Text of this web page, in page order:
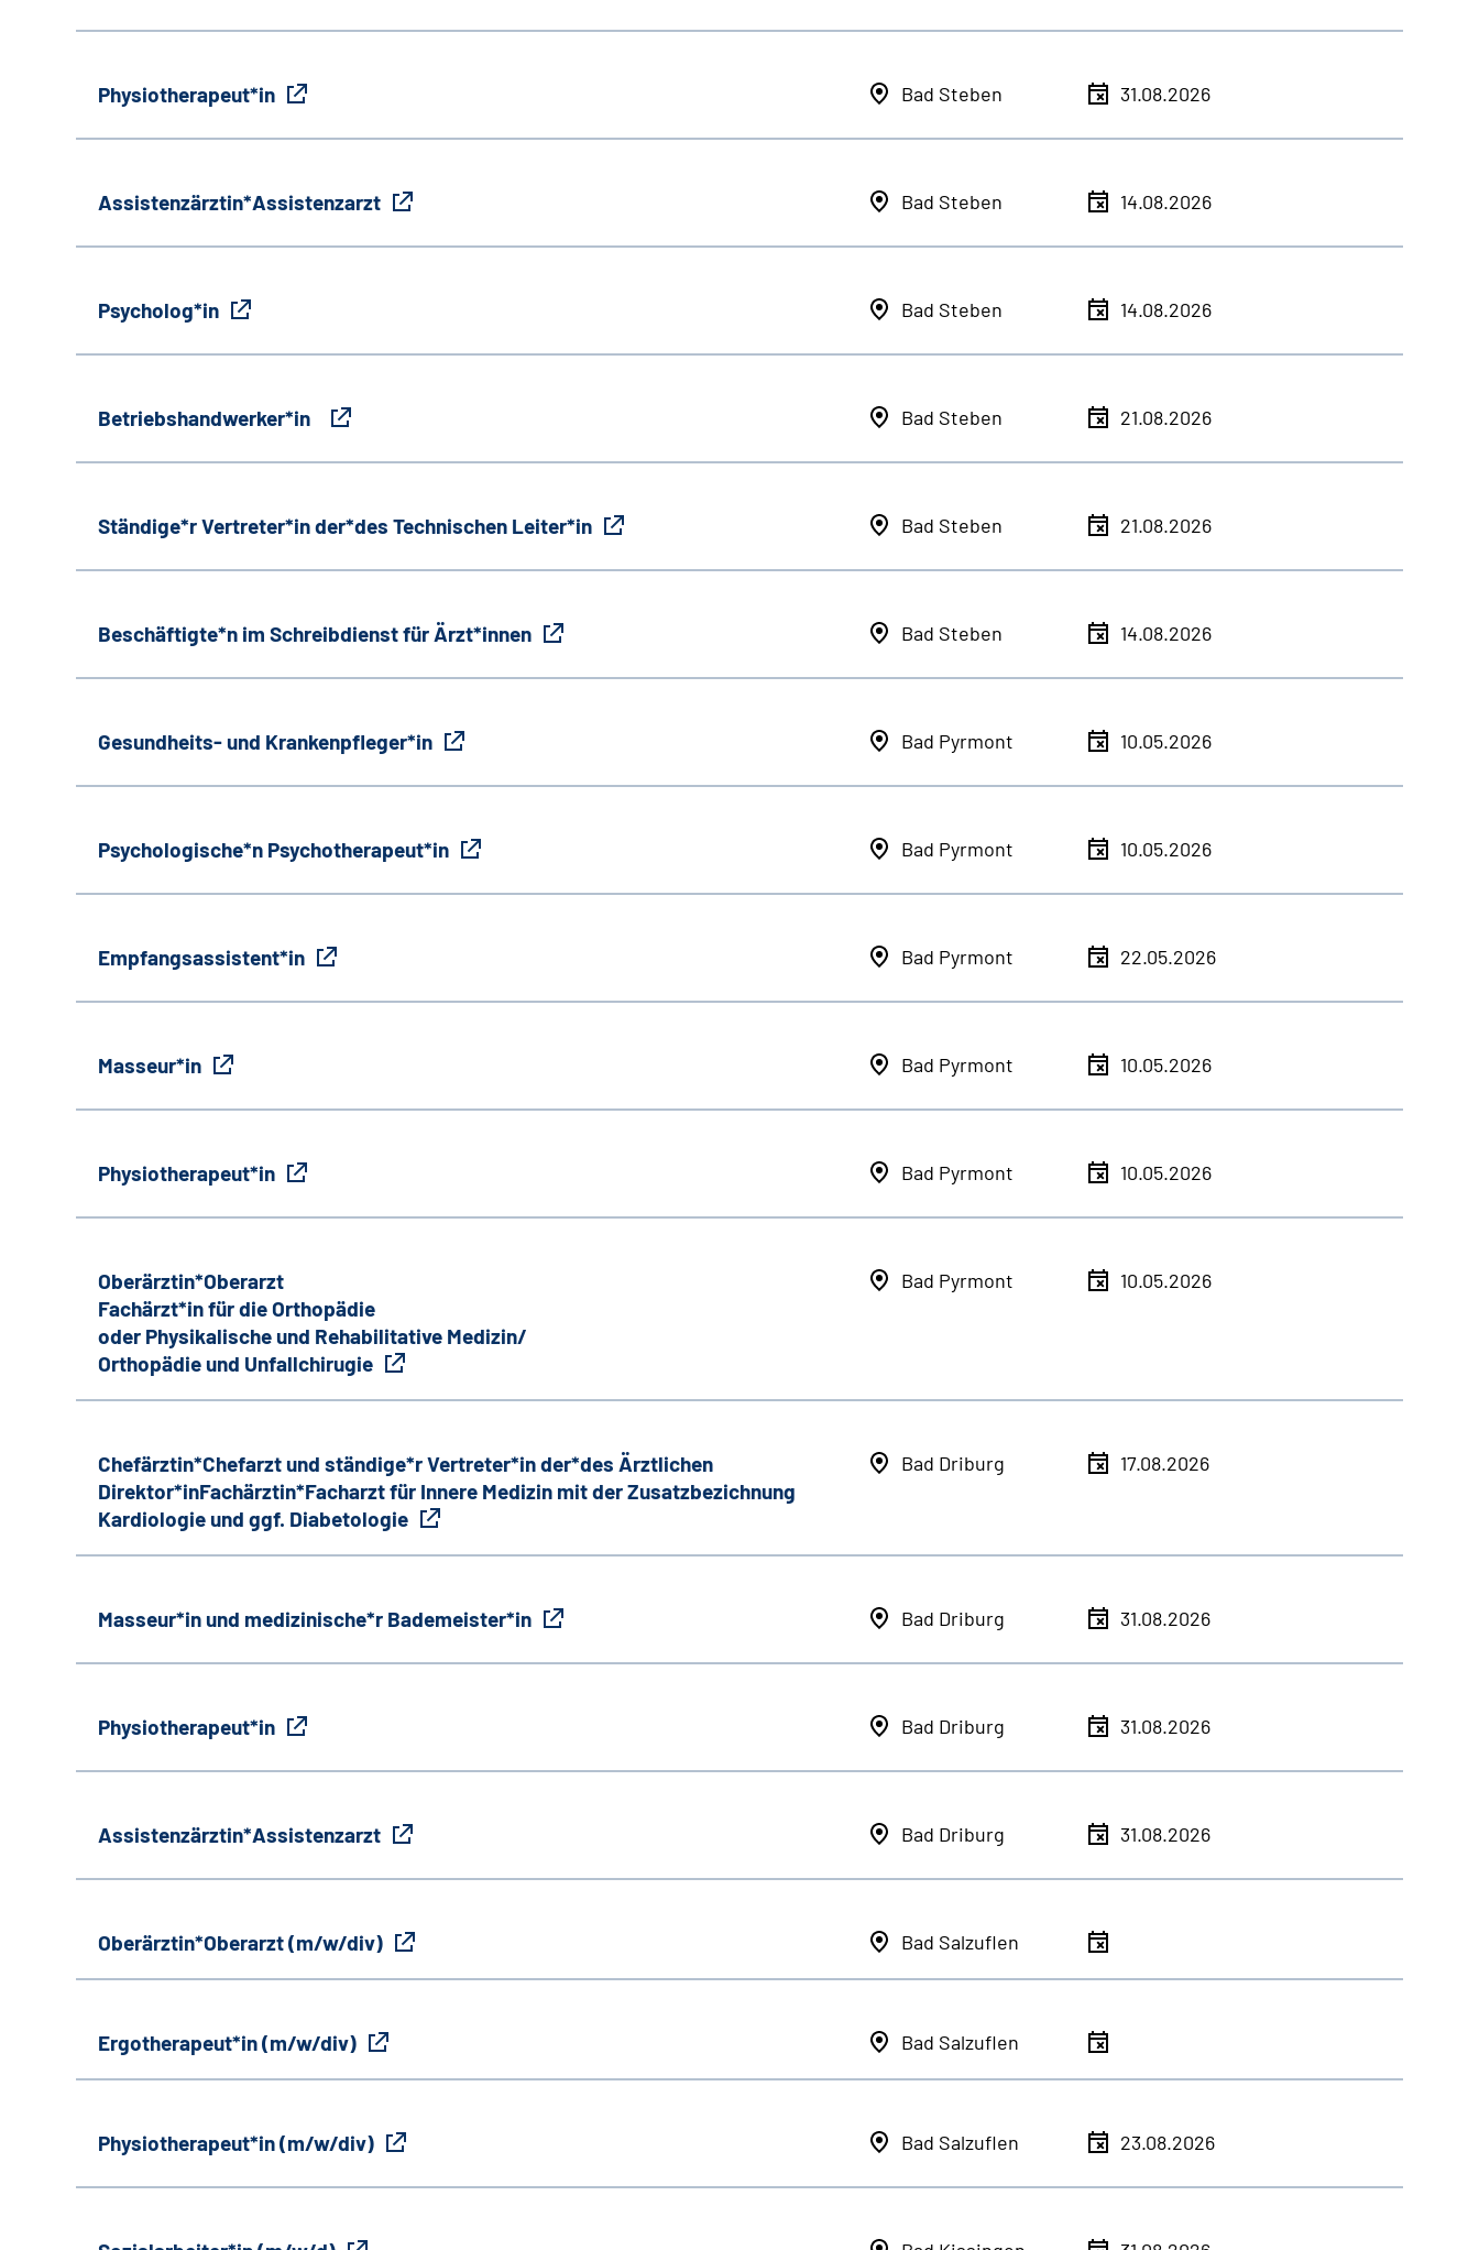
Physiotherapeut*in Bad Steben 31.08.2026
Assistenzärztin*Assistenzarzt Bad Steben 14.08.2026
Psycholog*in Bad Steben 14.08.2026
Betriebshandwerker*in Bad Steben 21.08.2026
Ständige*r Vertreter*in der*des Technischen Leiter*in Bad Steben 21.08.2026
Beschäftigte*n im Schreibdienst für Ärzt*innen Bad Steben 14.08.2026
Gesundheits- und Krankenpfleger*in Bad Pyrmont 10.05.2026
Psychologische*n Psychotherapeut*in Bad Pyrmont 10.05.2026
Empfangsassistent*in Bad Pyrmont 22.05.2026
Masseur*in Bad Pyrmont 10.05.2026
Physiotherapeut*in Bad Pyrmont 10.05.2026
Oberärztin*Oberarzt
Fachärzt*in für die Orthopädie
oder Physikalische und Rehabilitative Medizin/
Orthopädie und Unfallchirugie
Bad Pyrmont 10.05.2026
Chefärztin*Chefarzt und ständige*r Vertreter*in der*des Ärztlichen
Direktor*inFachärztin*Facharzt für Innere Medizin mit der Zusatzbezichnung
Kardiologie und ggf. Diabetologie
Bad Driburg 17.08.2026
Masseur*in und medizinische*r Bademeister*in Bad Driburg 31.08.2026
Physiotherapeut*in Bad Driburg 31.08.2026
Assistenzärztin*Assistenzarzt Bad Driburg 31.08.2026
Oberärztin*Oberarzt (m/w/div) Bad Salzuflen
Ergotherapeut*in (m/w/div) Bad Salzuflen
Physiotherapeut*in (m/w/div) Bad Salzuflen 23.08.2026